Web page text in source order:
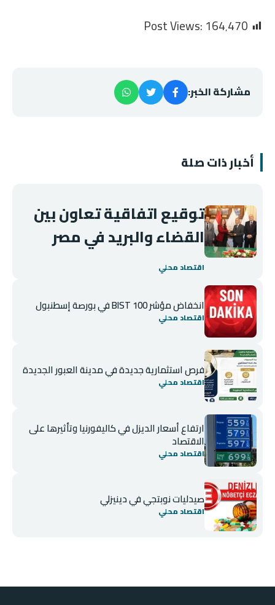
Post Views:164٬470
مشاركة الخبر:
أخبار ذات صلة
توقيع اتفاقية تعاون بين
القضاء والبريد في مصر
اقتصاد محلي
انخفاض مؤشر BIST 100 في بورصة إسطنبول
اقتصاد محلي
فرص استثمارية جديدة في مدينة العبور الجديدة
اقتصاد محلي
ارتفاع أسعار الديزل في كاليفورنيا وتأثيرها على
الاقتصاد
اقتصاد محلي
صيدليات نوبتجي في دينيزلي
اقتصاد محلي